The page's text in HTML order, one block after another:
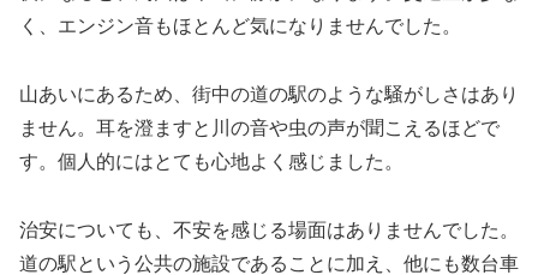
く、エンジン音もほとんど気になりませんでした。
山あいにあるため、街中の道の駅のような騒がしさはあり
ません。耳を澄ますと川の音や虫の声が聞こえるほどで
す。個人的にはとても心地よく感じました。
治安についても、不安を感じる場面はありませんでした。
道の駅という公共の施設であることに加え、他にも数台車